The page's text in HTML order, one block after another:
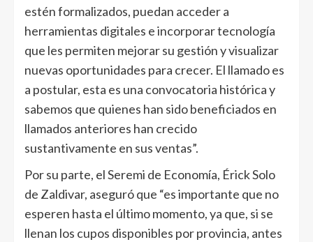
estén formalizados, puedan acceder a
herramientas digitales e incorporar tecnología
que les permiten mejorar su gestión y visualizar
nuevas oportunidades para crecer. El llamado es
a postular, esta es una convocatoria histórica y
sabemos que quienes han sido beneficiados en
llamados anteriores han crecido
sustantivamente en sus ventas”.
Por su parte, el Seremi de Economía, Érick Solo
de Zaldivar, aseguró que “es importante que no
esperen hasta el último momento, ya que, si se
llenan los cupos disponibles por provincia, antes